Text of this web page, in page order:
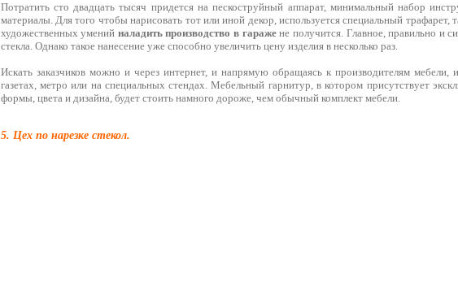
Потратить сто двадцать тысяч придется на пескоструйный аппарат, минимальный набор
материалы. Для того чтобы нарисовать тот или иной декор, используется специальный трафарет,
художественных умений наладить производство в гаражене получится. Главное, правильно и
стекла. Однако такое нанесение уже способно увеличить цену изделия в несколько раз.
Искать заказчиков можно и через интернет, и напрямую обращаясь к производителям
газетах, метро или на специальных стендах. Мебельный гарнитур, в котором присутствует
формы, цвета и дизайна, будет стоить намного дороже, чем обычный комплект мебели.
5. Цех по нарезке стекол.